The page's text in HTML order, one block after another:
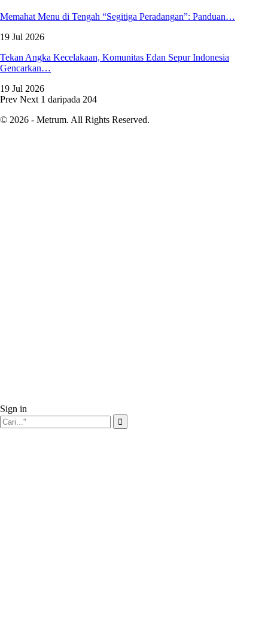
Memahat Menu di Tengah “Segitiga Peradangan”: Panduan…
19 Jul 2026
Tekan Angka Kecelakaan, Komunitas Edan Sepur Indonesia
Gencarkan…
19 Jul 2026
Prev Next 1 daripada 204
© 2026 - Metrum. All Rights Reserved.
Sign in